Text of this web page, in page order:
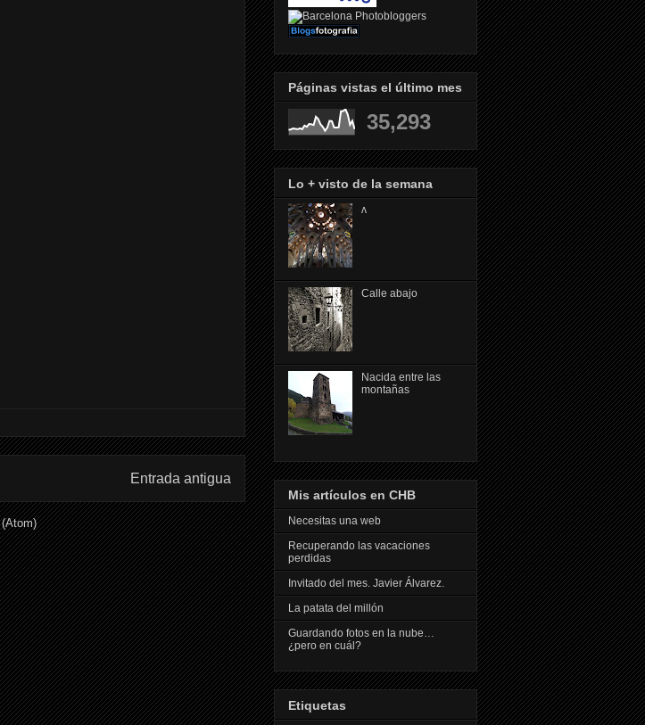
Entrada antigua
Páginas vistas el último mes
35,293
Lo + visto de la semana
ᴧ
Calle abajo
Nacida entre las
montañas
Mis artículos en CHB
Necesitas una web
Recuperando las vacaciones
perdidas
Invitado del mes. Javier Álvarez.
La patata del millón
Guardando fotos en la nube…
¿pero en cuál?
Etiquetas